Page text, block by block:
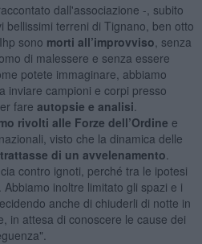
dall'associazione -, subito
bellissimi terreni di Tignano, ben otto
sono morti all’improvviso , senza
di malessere e senza essere
potete immaginare, abbiamo
inviare campioni e corpi presso
fare autopsie e analisi
rivolti alle Forze dell’Ordine e
visto che la dinamica delle
di un avvelenamento
contro ignoti, perché tra le ipotesi
inoltre limitato gli spazi e i
anche di chiuderli di notte in
in attesa di conoscere le cause dei